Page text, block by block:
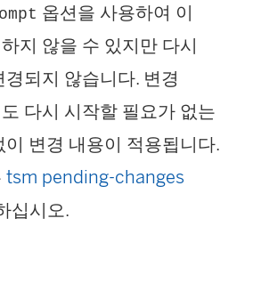
옵션을 사용하여 이
지 않을 수 있지만 다시
되지 않습니다. 변경
다시 시작할 필요가 없는
이 변경 내용이 적용됩니다.
tsm pending-changes
십시오.